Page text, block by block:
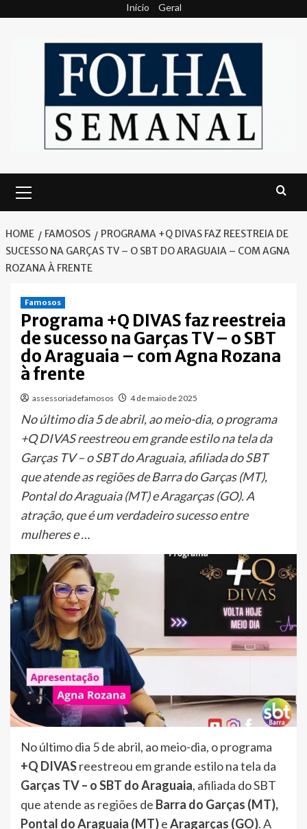
Início Geral
Menu
HOME FAMOSOS
PROGRAMA +Q DIVAS FAZ REESTREIA DE
SUCESSO NA GARÇAS TV – O SBT DO ARAGUAIA – COM AGNA
ROZANA À FRENTE
Famosos
Programa +Q DIVAS faz reestreia
de sucesso na Garças TV – o SBT
do Araguaia – com Agna Rozana
à frente
assessoriadefamosos 4 de maio de 2025
No último dia 5 de abril, ao meio-dia, o programa
+Q DIVAS reestreou em grande estilo na tela da
Garças TV – o SBT do Araguaia, afiliada do SBT
que atende as regiões de Barra do Garças (MT),
Pontal do Araguaia (MT) e Aragarças (GO). A
atração, que é um verdadeiro sucesso entre
mulheres e …
No último dia 5 de abril, ao meio-dia, o programa
+Q DIVASreestreou em grande estilo na tela da
Garças TV – o SBT do Araguaia, afiliada do SBT
que atende as regiões de Barra do Garças (MT),
Pontal do Araguaia (MT)eAragarças (GO). A